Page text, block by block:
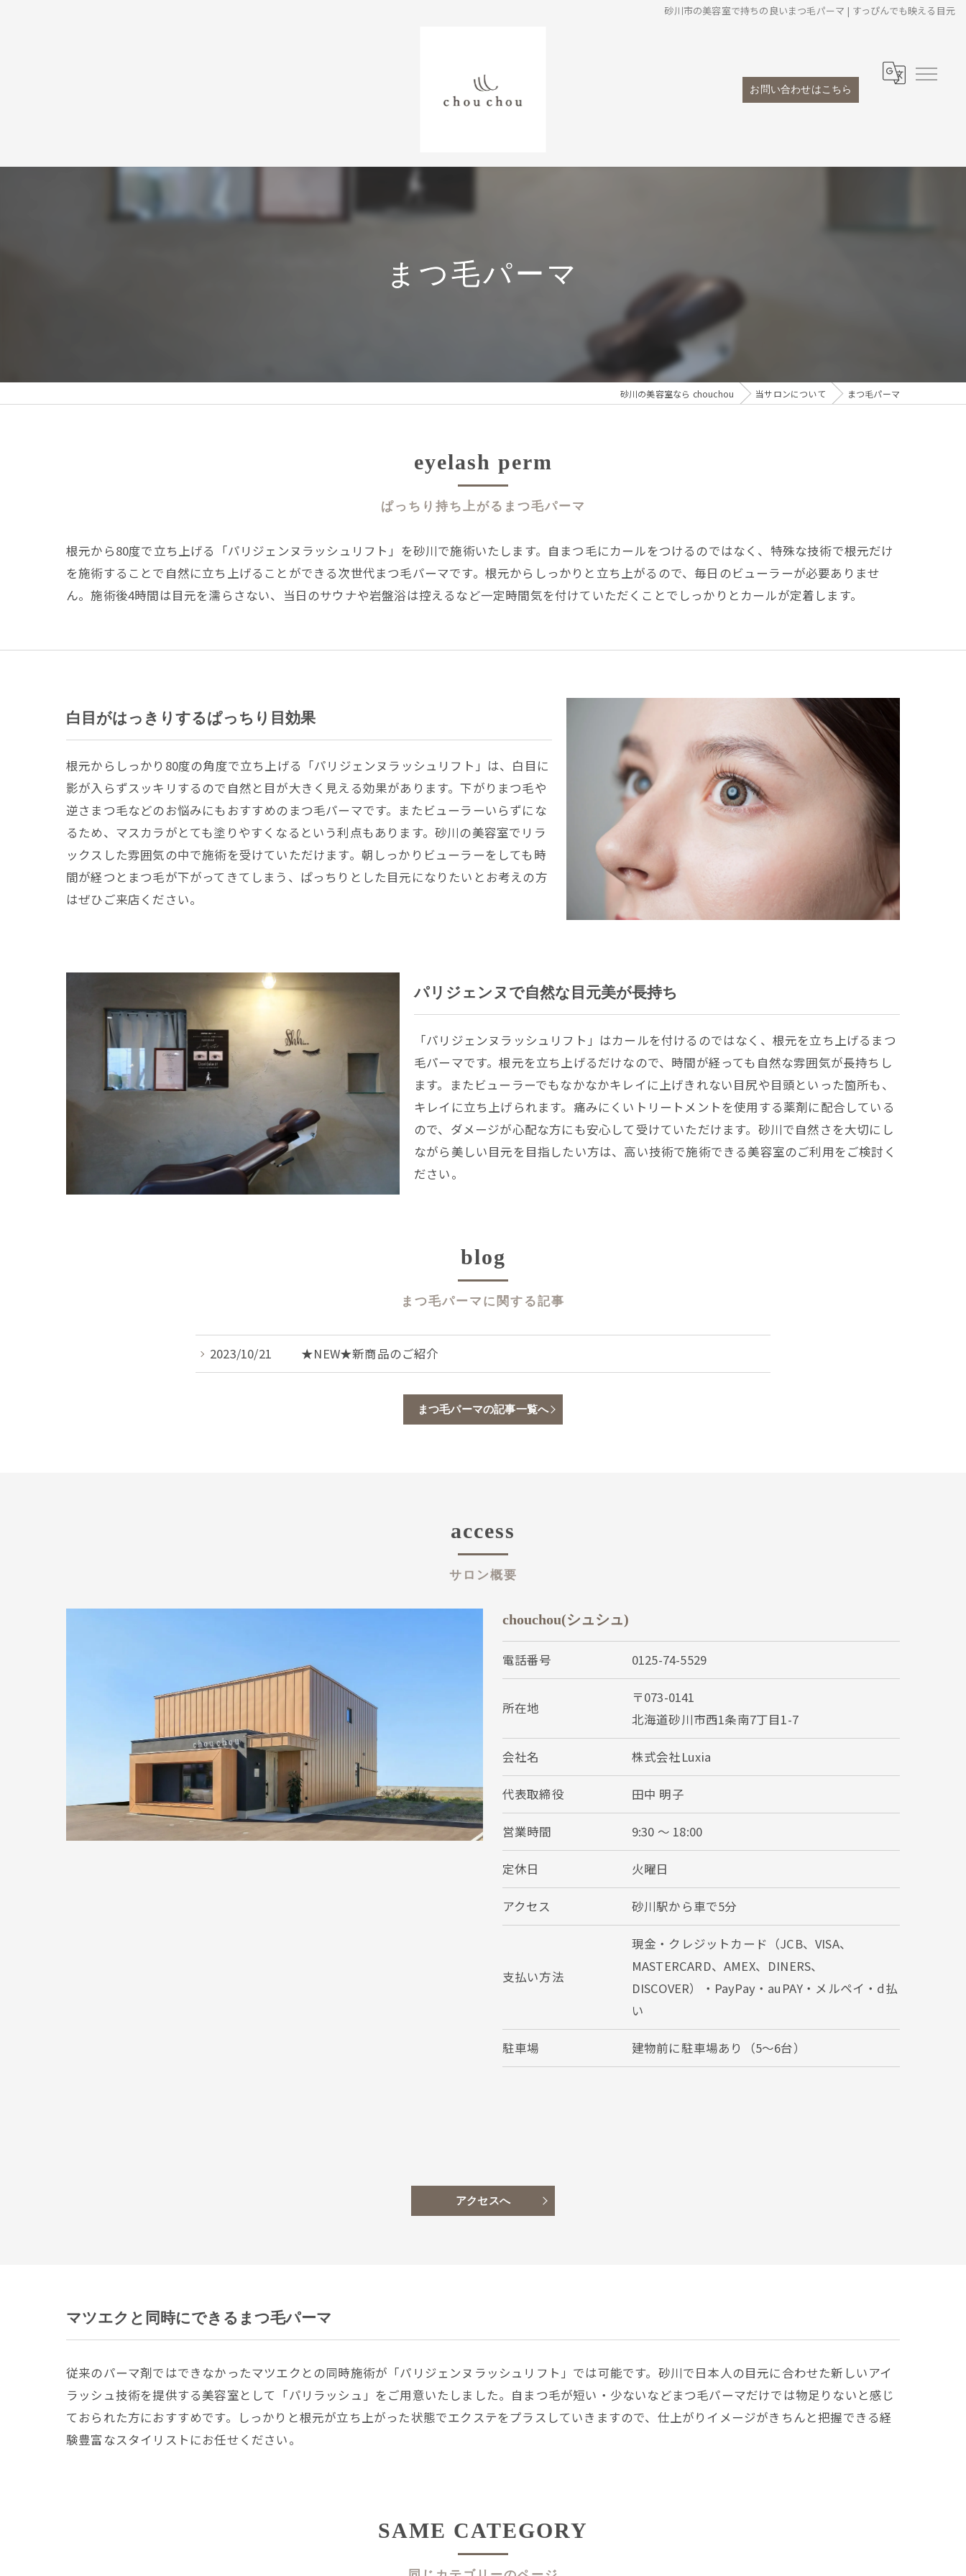
砂川市の美容室で持ちの良いまつ毛パーマ | すっぴんでも映える目元
お問い合わせはこちら
まつ毛パーマ
砂川の美容室なら chouchou 当サロンについて まつ毛パーマ
ぱっちり持ち上がるまつ毛パーマ
eyelash perm
根元から80度で立ち上げる「パリジェンヌラッシュリフト」を砂川で施術いたします。自まつ毛にカールをつけるのではなく、特殊な技術で根元だけ
を施術することで自然に立ち上げることができる次世代まつ毛パーマです。根元からしっかりと立ち上がるので、毎日のビューラーが必要ありませ
ん。施術後4時間は目元を濡らさない、当日のサウナや岩盤浴は控えるなど一定時間気を付けていただくことでしっかりとカールが定着します。
白目がはっきりするぱっちり目効果
根元からしっかり80度の角度で立ち上げる「パリジェンヌラッシュリフト」は、白目に
影が入らずスッキリするので自然と目が大きく見える効果があります。下がりまつ毛や
逆さまつ毛などのお悩みにもおすすめのまつ毛パーマです。またビューラーいらずにな
るため、マスカラがとても塗りやすくなるという利点もあります。砂川の美容室でリラ
ックスした雰囲気の中で施術を受けていただけます。朝しっかりビューラーをしても時
間が経つとまつ毛が下がってきてしまう、ぱっちりとした目元になりたいとお考えの方
はぜひご来店ください。
パリジェンヌで自然な目元美が長持ち
「パリジェンヌラッシュリフト」はカールを付けるのではなく、根元を立ち上げるまつ
毛パーマです。根元を立ち上げるだけなので、時間が経っても自然な雰囲気が長持ちし
ます。またビューラーでもなかなかキレイに上げきれない目尻や目頭といった箇所も、
キレイに立ち上げられます。痛みにくいトリートメントを使用する薬剤に配合している
ので、ダメージが心配な方にも安心して受けていただけます。砂川で自然さを大切にし
ながら美しい目元を目指したい方は、高い技術で施術できる美容室のご利用をご検討く
ださい。
blog
まつ毛パーマに関する記事
2023/10/21 ★NEW★新商品のご紹介
まつ毛パーマの記事一覧へ
access
サロン概要
chouchou(シュシュ)
電話番号 0125-74-5529
所在地
〒073-0141
北海道砂川市西1条南7丁目1-7
会社名 株式会社Luxia
代表取締役 田中 明子
営業時間 9:30 〜 18:00
定休日 火曜日
アクセス 砂川駅から車で5分
支払い方法
現金・クレジットカード（JCB、VISA、
MASTERCARD、AMEX、DINERS、
DISCOVER）・PayPay・auPAY・メルペイ・d払
い
駐車場 建物前に駐車場あり（5〜6台）
アクセスへ
マツエクと同時にできるまつ毛パーマ
従来のパーマ剤ではできなかったマツエクとの同時施術が「パリジェンヌラッシュリフト」では可能です。砂川で日本人の目元に合わせた新しいアイ
ラッシュ技術を提供する美容室として「パリラッシュ」をご用意いたしました。自まつ毛が短い・少ないなどまつ毛パーマだけでは物足りないと感じ
ておられた方におすすめです。しっかりと根元が立ち上がった状態でエクステをプラスしていきますので、仕上がりイメージがきちんと把握できる経
験豊富なスタイリストにお任せください。
SAME CATEGORY